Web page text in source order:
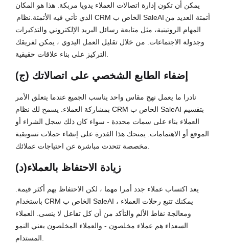
يمكن أن تكون إدارة اتصالات العملاء يدويا مربكة. هذا هو المكان
الذي تأتي فيه الأتمتة.
نظام CRM الخاص ب SaleAI أتمتة العديد من
المهام الروتينية، مثل متابعة رسائل البريد الإلكتروني والتذكيرات
وجدولة الاجتماعات. من خلال تقليل العمل اليدوي ، يمكن لفريقك
التركيز على بناء علاقات حقيقية.
(ج) إضفاء الطابع الشخصي على اتصالاتك
نادرا ما يعمل نهج مقاس واحد يناسب الجميع عندما يتعلق الأمر
بمشاركة العملاء. يسمح لك نظام CRM الخاص ب SaleAI بتقسيم
العملاء بناء على سمات محددة - سواء كان ذلك سجل الشراء أو
الموقع أو الاهتمامات. يمنحك هذا القدرة على إنشاء حملات تسويقية
مخصصة تتحدث مباشرة عن احتياجات عملائك.
(د)زيادة الاحتفاظ بالعملاء
يعد اكتساب عملاء جدد أمرا مهما ، لكن الاحتفاظ بهم أكثر قيمة.
باستخدام CRM الخاص ب SaleAI ، يمكنك تتبع رحلات العملاء
ومعالجة نقاط الألم والتأكد من أن كل تفاعل لا ينسى. العملاء
السعداء هم عملاء مخلصون - والعملاء المخلصون يعني النمو
المستدام.